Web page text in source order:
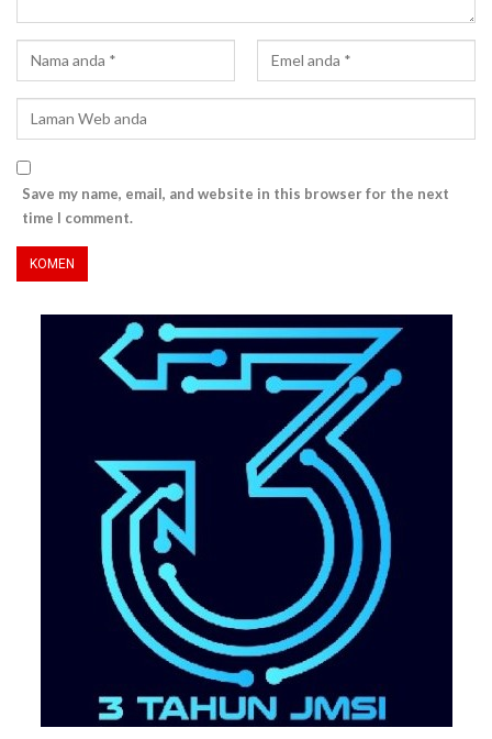
Save my name, email, and website in this browser for the next
time I comment.